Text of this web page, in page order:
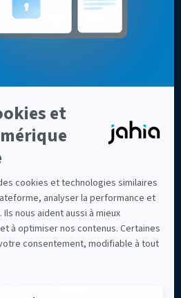
Comparaisons
Top 7 des alternatives à
2026
Meilleures alternatives à
Drupal en 2026 : CMS et DXP
d'entreprise comparés